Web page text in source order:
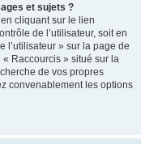
et sujets ?
cliquant sur le lien
de l’utilisateur, soit en
l’utilisateur » sur la page de
Raccourcis » situé sur la
de vos propres
convenablement les options